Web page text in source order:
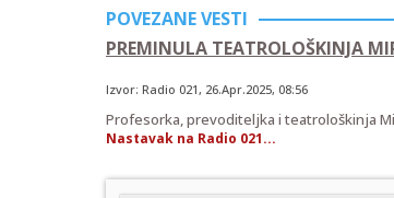
POVEZANE VESTI
PREMINULA TEATROLOŠKINJA
Izvor: Radio 021, 26.Apr.2025, 08:56
Profesorka, prevoditeljka i teatrološkinja
Nastavak na Radio 021...